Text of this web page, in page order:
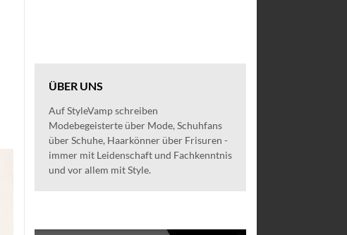
ÜBER UNS
Auf StyleVamp schreiben
Modebegeisterte über Mode, Schuhfans
über Schuhe, Haarkönner über Frisuren -
immer mit Leidenschaft und Fachkenntnis
und vor allem mit Style.